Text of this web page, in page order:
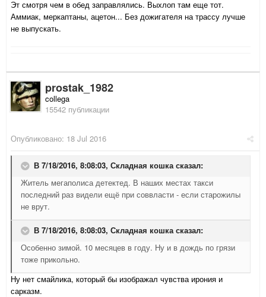
Эт смотря чем в обед заправлялись. Выхлоп там еще тот.
Аммиак, меркаптаны, ацетон... Без дожигателя на трассу лучше
не выпускать.
prostak_1982
collega
15542 публикации
Опубликовано: 18 Jul 2016
В 7/18/2016, 8:08:03, Складная кошкасказал:
Житель мегаполиса детектед. В наших местах такси
последний раз видели ещё при соввласти - если старожилы
не врут.
В 7/18/2016, 8:08:03, Складная кошкасказал:
Особенно зимой. 10 месяцев в году. Ну и в дождь по грязи
тоже прикольно.
Ну нет смайлика, который бы изображал чувства ирония и
сарказм.